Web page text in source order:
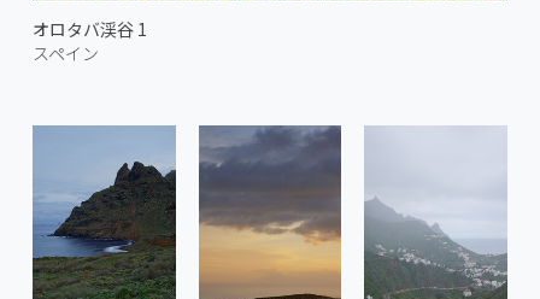
オロタバ渓谷 1
スペイン